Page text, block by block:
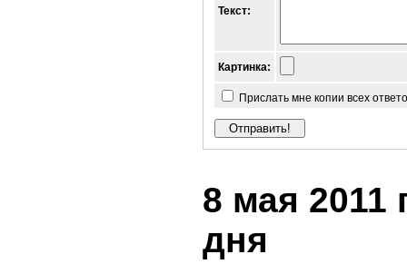
Текст:
Картинка:
Прислать мне копии всех
8 мая 2011
дня